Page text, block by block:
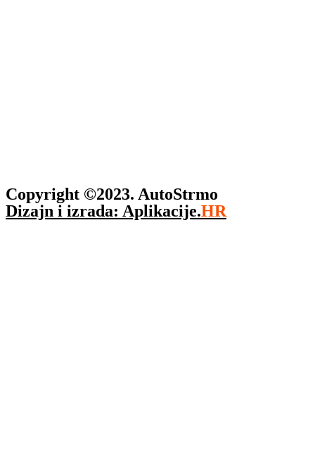
Copyright ©2023. AutoStrmo
Dizajn i izrada: Aplikacije.HR